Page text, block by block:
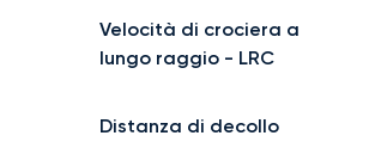
Velocità di crociera a
lungo raggio - LRC
Distanza di decollo